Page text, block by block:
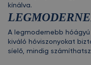
kínálva.
A legmodernebb
kiváló hóviszonyokat
síelő, mindig